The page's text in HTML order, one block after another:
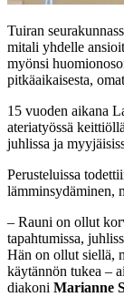
Tuiran
mitali yhdelle
myönsi
pitkäaikaisesta,
15 vuoden aikana
ateriatyössä
juhlissa ja
Perusteluissa
lämminsydäminen,
– Rauni on ollut
tapahtumissa,
Hän on ollut siellä,
käytännön tukea –
diakoni Marianne